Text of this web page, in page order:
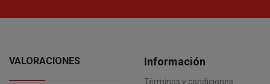
VALORACIONES Información
Términos y condiciones